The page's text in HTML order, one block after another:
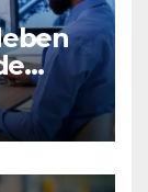
por